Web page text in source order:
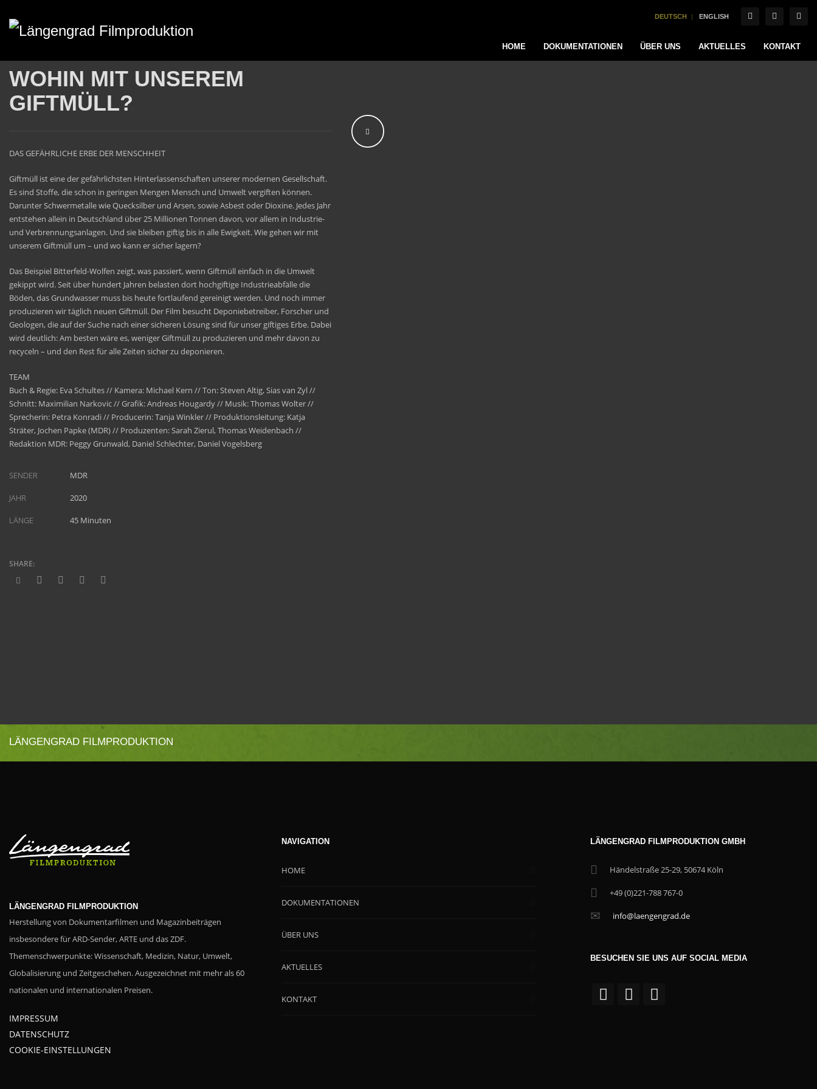
DEUTSCH ENGLISH
HOME DOKUMENTATIONEN ÜBER UNS AKTUELLES KONTAKT
WOHIN MIT UNSEREM
GIFTMÜLL?
DAS GEFÄHRLICHE ERBE DER MENSCHHEIT
Giftmüll ist eine der gefährlichsten Hinterlassenschaften unserer modernen Gesellschaft.
Es sind Stoffe, die schon in geringen Mengen Mensch und Umwelt vergiften können.
Darunter Schwermetalle wie Quecksilber und Arsen, sowie Asbest oder Dioxine. Jedes Jahr
entstehen allein in Deutschland über 25 Millionen Tonnen davon, vor allem in Industrie-
und Verbrennungsanlagen. Und sie bleiben giftig bis in alle Ewigkeit. Wie gehen wir mit
unserem Giftmüll um – und wo kann er sicher lagern?
Das Beispiel Bitterfeld-Wolfen zeigt, was passiert, wenn Giftmüll einfach in die Umwelt
gekippt wird. Seit über hundert Jahren belasten dort hochgiftige Industrieabfälle die
Böden, das Grundwasser muss bis heute fortlaufend gereinigt werden. Und noch immer
produzieren wir täglich neuen Giftmüll. Der Film besucht Deponiebetreiber, Forscher und
Geologen, die auf der Suche nach einer sicheren Lösung sind für unser giftiges Erbe. Dabei
wird deutlich: Am besten wäre es, weniger Giftmüll zu produzieren und mehr davon zu
recyceln – und den Rest für alle Zeiten sicher zu deponieren.
TEAM
Buch & Regie: Eva Schultes // Kamera: Michael Kern // Ton: Steven Altig, Sias van Zyl //
Schnitt: Maximilian Narkovic // Grafik: Andreas Hougardy // Musik: Thomas Wolter //
Sprecherin: Petra Konradi // Producerin: Tanja Winkler // Produktionsleitung: Katja
Sträter, Jochen Papke (MDR) // Produzenten: Sarah Zierul, Thomas Weidenbach //
Redaktion MDR: Peggy Grunwald, Daniel Schlechter, Daniel Vogelsberg
SENDER MDR
JAHR 2020
LÄNGE 45 Minuten
LÄNGENGRAD FILMPRODUKTION
LÄNGENGRAD FILMPRODUKTION
Herstellung von Dokumentarfilmen und Magazinbeiträgen
insbesondere für ARD-Sender, ARTE und das ZDF.
Themenschwerpunkte: Wissenschaft, Medizin, Natur, Umwelt,
Globalisierung und Zeitgeschehen. Ausgezeichnet mit mehr als 60
nationalen und internationalen Preisen.
IMPRESSUM
DATENSCHUTZ
COOKIE-EINSTELLUNGEN
NAVIGATION
HOME
DOKUMENTATIONEN
ÜBER UNS
AKTUELLES
KONTAKT
LÄNGENGRAD FILMPRODUKTION GMBH
Händelstraße 25-29, 50674 Köln
+49 (0)221-788 767-0
info@laengengrad.de
BESUCHEN SIE UNS AUF SOCIAL MEDIA